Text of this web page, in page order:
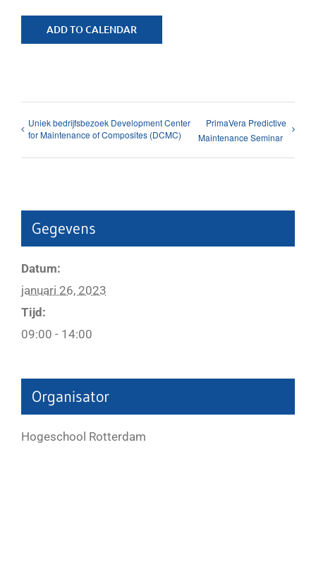
ADD TO CALENDAR
Uniek bedrijfsbezoek Development Center
for Maintenance of Composites (DCMC)
PrimaVera Predictive
Maintenance Seminar
Gegevens
Datum:
januari 26, 2023
Tijd:
09:00 - 14:00
Organisator
Hogeschool Rotterdam